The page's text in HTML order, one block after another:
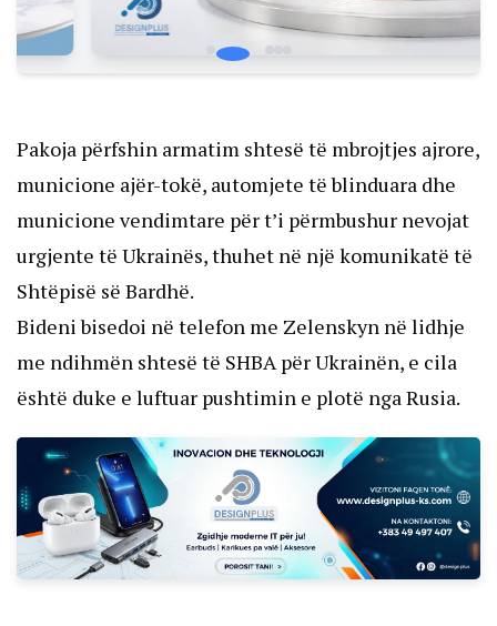
Pakoja përfshin armatim shtesë të mbrojtjes ajrore,
municione ajër-tokë, automjete të blinduara dhe
municione vendimtare për t’i përmbushur nevojat
urgjente të Ukrainës, thuhet në një komunikatë të
Shtëpisë së Bardhë.
Bideni bisedoi në telefon me Zelenskyn në lidhje
me ndihmën shtesë të SHBA për Ukrainën, e cila
është duke e luftuar pushtimin e plotë nga Rusia.